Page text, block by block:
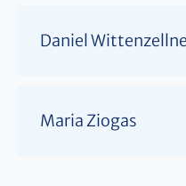
Daniel
Maria Ziogas